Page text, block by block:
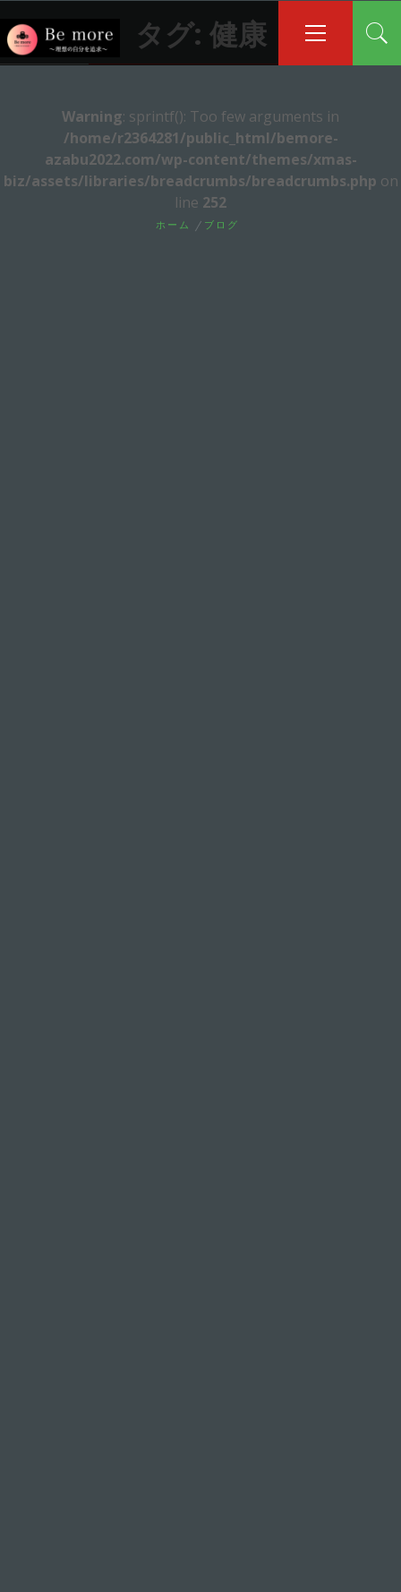
ン
テ
ッ
イ
メ
タグ: 健康
Warning: sprintf(): Too few arguments in
/home/r2364281/public_html/bemore-
azabu2022.com/wp-content/themes/xmas-
biz/assets/libraries/breadcrumbs/breadcrumbs.php on
line 252
ホーム ブログ